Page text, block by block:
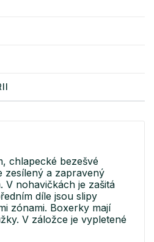
chlapecké bezešvé
zesílený a zapravený
V nohavičkách je zašitá
díle jsou slipy
zónami. Boxerky mají
V záložce je vypletené